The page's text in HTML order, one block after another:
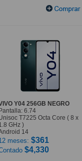
Y04 256GB NEGRO
Pantalla: 6.74
T7225 Octa Core ( 8 x
GHz )
14
meses: $361
$4,330